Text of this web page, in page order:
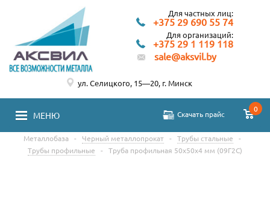
Для частных лиц:
+375 29 690 55 74
Для организаций:
+375 29 1 119 118
sale@aksvil.by
МЕНЮ Скачать прайс
0
ул. Селицкого, 15—20, г. Минск
Металлобаза - Черный металлопрокат - Трубы стальные
-
Трубы профильные
- Труба профильная 50х50х4 мм (09Г2С)